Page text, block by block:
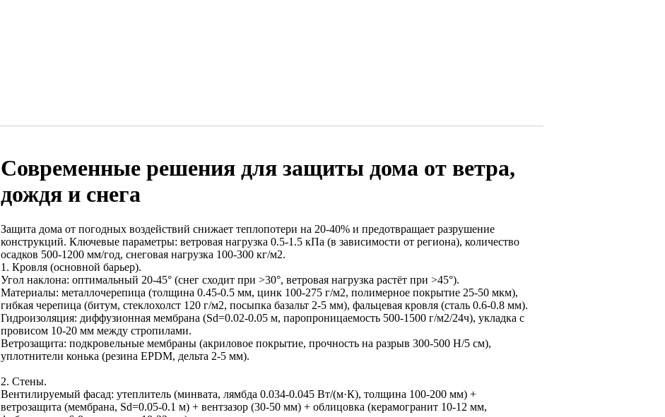
Современные решения для защиты дома от ветра,
дождя и снега
Защита дома от погодных воздействий снижает теплопотери на 20-40% и предотвращает разрушение
конструкций. Ключевые параметры: ветровая нагрузка 0.5-1.5 кПа (в зависимости от региона), количество
осадков 500-1200 мм/год, снеговая нагрузка 100-300 кг/м2.
1. Кровля (основной барьер).
Угол наклона: оптимальный 20-45° (снег сходит при >30°, ветровая нагрузка растёт при >45°).
Материалы: металлочерепица (толщина 0.45-0.5 мм, цинк 100-275 г/м2, полимерное покрытие 25-50 мкм),
гибкая черепица (битум, стеклохолст 120 г/м2, посыпка базальт 2-5 мм), фальцевая кровля (сталь 0.6-0.8 мм).
Гидроизоляция: диффузионная мембрана (Sd=0.02-0.05 м, паропроницаемость 500-1500 г/м2/24ч), укладка с
провисом 10-20 мм между стропилами.
Ветрозащита: подкровельные мембраны (акриловое покрытие, прочность на разрыв 300-500 Н/5 см),
уплотнители конька (резина EPDM, дельта 2-5 мм).
2. Стены.
Вентилируемый фасад: утеплитель (минвата, лямбда 0.034-0.045 Вт/(м·К), толщина 100-200 мм) +
ветрозащита (мембрана, Sd=0.05-0.1 м) + вентзазор (30-50 мм) + облицовка (керамогранит 10-12 мм,